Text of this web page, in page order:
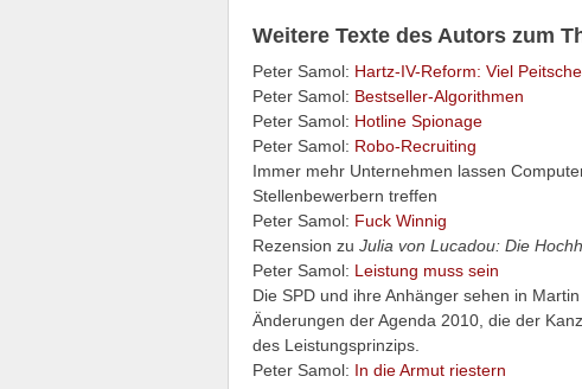
Weitere Texte des Autors zum
Peter Samol: Hartz-IV-Reform: Viel
Peter Samol: Bestseller-Algorithmen
Peter Samol: Hotline Spionage
Peter Samol: Robo-Recruiting
Immer mehr Unternehmen lassen
Stellenbewerbern treffen
Peter Samol: Fuck Winnig
Rezension zu Julia von Lucadou: Die
Peter Samol: Leistung muss sein
Die SPD und ihre Anhänger sehen in
Änderungen der Agenda 2010, die der
des Leistungsprinzips.
Peter Samol: In die Armut riestern